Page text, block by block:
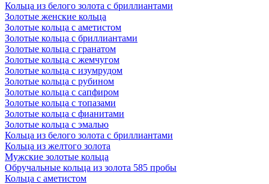
Кольца из белого золота с бриллиантами
Золотые женские кольца
Золотые кольца с аметистом
Золотые кольца с бриллиантами
Золотые кольца с гранатом
Золотые кольца с жемчугом
Золотые кольца с изумрудом
Золотые кольца с рубином
Золотые кольца с сапфиром
Золотые кольца с топазами
Золотые кольца с фианитами
Золотые кольца с эмалью
Кольца из белого золота с бриллиантами
Кольца из желтого золота
Мужские золотые кольца
Обручальные кольца из золота 585 пробы
Кольца с аметистом